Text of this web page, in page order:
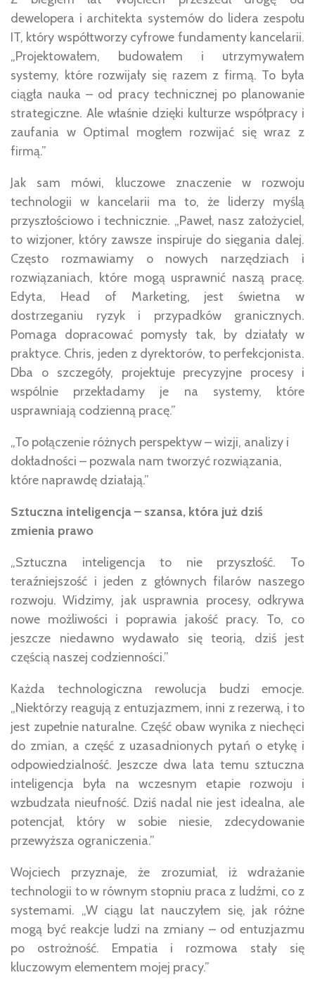
dewelopera i architekta systemów do lidera zespołu
IT, który współtworzy cyfrowe fundamenty kancelarii.
„Projektowałem, budowałem i utrzymywałem
systemy, które rozwijały się razem z firmą. To była
ciągła nauka – od pracy technicznej po planowanie
strategiczne. Ale właśnie dzięki kulturze współpracy i
zaufania w Optimal mogłem rozwijać się wraz z
firmą.”
Jak sam mówi, kluczowe znaczenie w rozwoju
technologii w kancelarii ma to, że liderzy myślą
przyszłościowo i technicznie. „Paweł, nasz założyciel,
to wizjoner, który zawsze inspiruje do sięgania dalej.
Często rozmawiamy o nowych narzędziach i
rozwiązaniach, które mogą usprawnić naszą pracę.
Edyta, Head of Marketing, jest świetna w
dostrzeganiu ryzyk i przypadków granicznych.
Pomaga dopracować pomysły tak, by działały w
praktyce. Chris, jeden z dyrektorów, to perfekcjonista.
Dba o szczegóły, projektuje precyzyjne procesy i
wspólnie przekładamy je na systemy, które
usprawniają codzienną pracę.”
„To połączenie różnych perspektyw – wizji, analizy i
dokładności – pozwala nam tworzyć rozwiązania,
które naprawdę działają.”
Sztuczna inteligencja – szansa, która już dziś
zmienia prawo
„Sztuczna inteligencja to nie przyszłość. To
teraźniejszość i jeden z głównych filarów naszego
rozwoju. Widzimy, jak usprawnia procesy, odkrywa
nowe możliwości i poprawia jakość pracy. To, co
jeszcze niedawno wydawało się teorią, dziś jest
częścią naszej codzienności.”
Każda technologiczna rewolucja budzi emocje.
„Niektórzy reagują z entuzjazmem, inni z rezerwą, i to
jest zupełnie naturalne. Część obaw wynika z niechęci
do zmian, a część z uzasadnionych pytań o etykę i
odpowiedzialność. Jeszcze dwa lata temu sztuczna
inteligencja była na wczesnym etapie rozwoju i
wzbudzała nieufność. Dziś nadal nie jest idealna, ale
potencjał, który w sobie niesie, zdecydowanie
przewyższa ograniczenia.”
Wojciech przyznaje, że zrozumiał, iż wdrażanie
technologii to w równym stopniu praca z ludźmi, co z
systemami. „W ciągu lat nauczyłem się, jak różne
mogą być reakcje ludzi na zmiany – od entuzjazmu
po ostrożność. Empatia i rozmowa stały się
kluczowym elementem mojej pracy.”